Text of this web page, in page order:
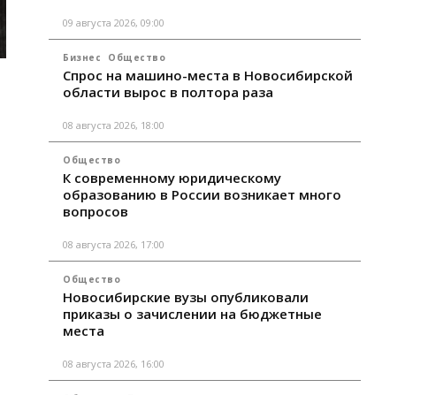
09 августа 2026, 09:00
Бизнес Общество
Спрос на машино-места в Новосибирской
области вырос в полтора раза
08 августа 2026, 18:00
Общество
К современному юридическому
образованию в России возникает много
вопросов
08 августа 2026, 17:00
Общество
Новосибирские вузы опубликовали
приказы о зачислении на бюджетные
места
08 августа 2026, 16:00